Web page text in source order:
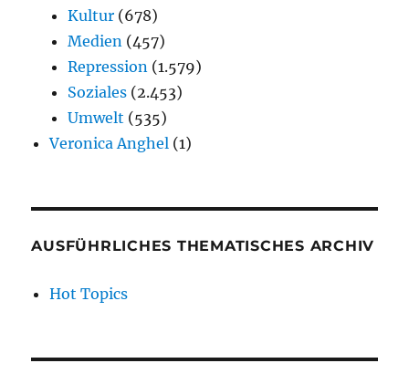
Kultur (678)
Medien (457)
Repression (1.579)
Soziales (2.453)
Umwelt (535)
Veronica Anghel (1)
AUSFÜHRLICHES THEMATISCHES ARCHIV
Hot Topics